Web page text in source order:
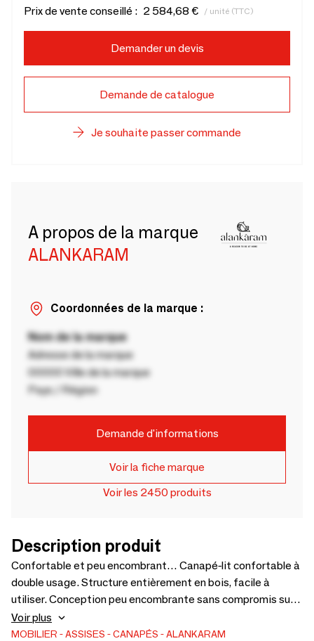
Prix de vente conseillé : 2 584,68 € / unité (TTC)
Demander un devis
Demande de catalogue
Je souhaite passer commande
A propos de la marque
ALANKARAM
Coordonnées de la marque :
Nom de la marque
Adresse de la marque
00000 Ville de la marque
Pays / Région
Demande d'informations
Voir la fiche marque
Voir les 2450 produits
Description produit
Confortable et peu encombrant… Canapé-lit confortable à
double usage. Structure entièrement en bois, facile à
utiliser. Conception peu encombrante sans compromis sur
l'esthétique. Basé sur le design de la chaise Kutu, à
associer à celle-ci. Le prix des coussins amovibles n'est pas
Voir plus
MOBILIER ASSISES CANAPÉS ALANKARAM